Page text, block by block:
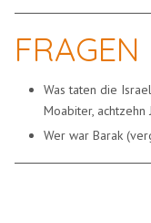
FRAGEN
Was taten die
Moabiter,
Wer war Barak